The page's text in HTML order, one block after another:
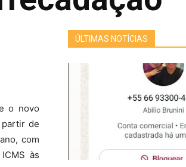
o novo
de
com
às
ÚLTIMAS NOTÍCIAS